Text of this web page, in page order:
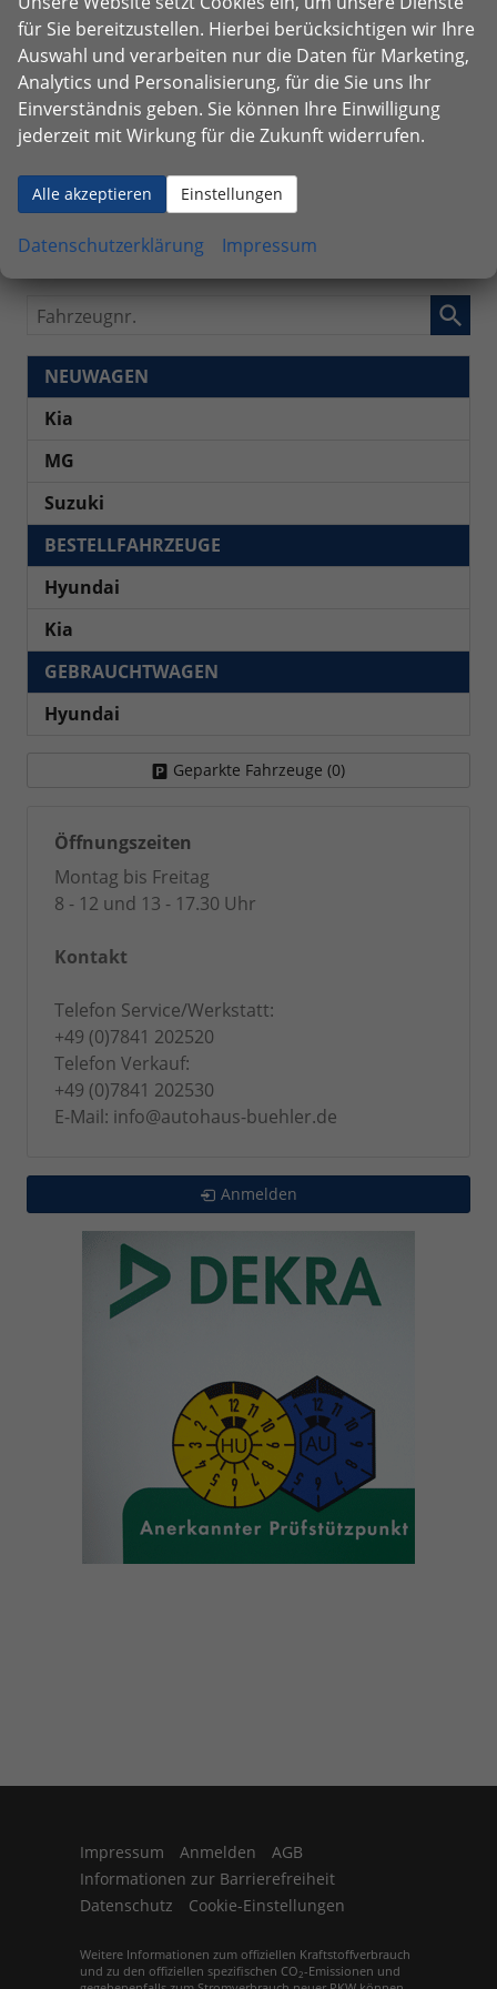
Anhängerkupplung(0)
155 Ergebnisse anzeigen zurücksetzen
Alle unsere Preise verstehen sich einschließlich 19%
Mehrwertsteuer. Änderungen, Irrtümer und
Zwischenverkauf vorbehalten.
Fahrzeugnr.
NEUWAGEN
Kia
MG
Suzuki
BESTELLFAHRZEUGE
Hyundai
Kia
GEBRAUCHTWAGEN
Hyundai
Geparkte Fahrzeuge (0)
Öffnungszeiten
Montag bis Freitag
8 - 12 und 13 - 17.30 Uhr
Kontakt
Telefon Service/Werkstatt:
+49 (0)7841 202520
Telefon Verkauf:
+49 (0)7841 202530
E-Mail: info@autohaus-buehler.de
Anmelden
Impressum Anmelden
AGB
Informationen zur Barrierefreiheit
Datenschutz
Cookie-Einstellungen
Weitere Informationen zum offiziellen Kraftstoffverbrauch
und zu den offiziellen spezifischen CO 2-Emissionen und
für Sie bereitzustellen. Hierbei berücksichtigen wir Ihre
Auswahl und verarbeiten nur die Daten für Marketing,
Analytics und Personalisierung, für die Sie uns Ihr
Einverständnis geben. Sie können Ihre Einwilligung
jederzeit mit Wirkung für die Zukunft widerrufen.
Alle akzeptieren Einstellungen
Datenschutzerklärung Impressum